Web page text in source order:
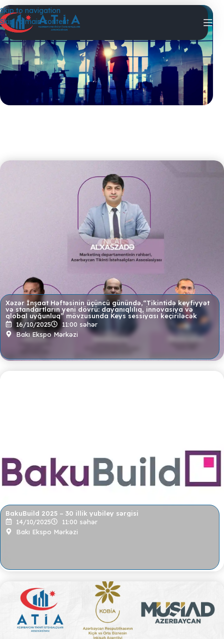
Skip to navigation
Skip to main content
Xəzər İnşaat Həftəsinin üçüncü günündə,“Tikintidə keyfiyyət
və standartların yeni dövrü: dayanıqlılıq, innovasiya və
qlobal uyğunluq” mövzusunda Keys sessiyası keçiriləcək
16/10/2025
11:00 səhər
Bakı Ekspo Mərkəzi
BakuBuild 2025 – 30 illik yubiley sərgisi
14/10/2025
11:00 səhər
Bakı Ekspo Mərkəzi